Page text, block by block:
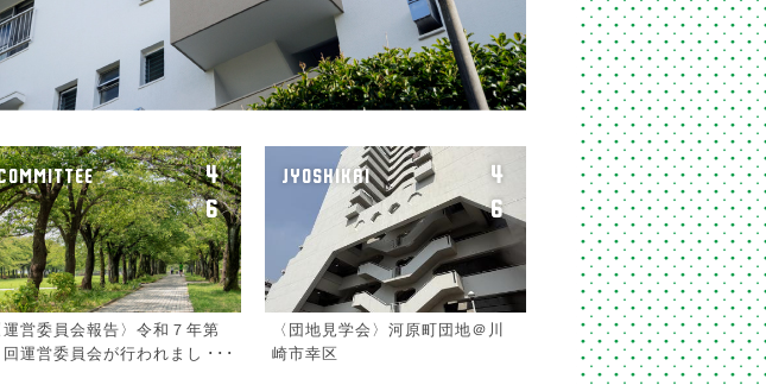
4
6
運営委員会報告〉令和７年第
回運営委員会が行われまし
JYOSHIKAI
4
6
〈団地見学会〉河原町団地＠川
崎市幸区